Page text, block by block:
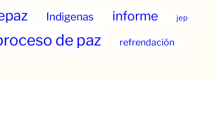
Indigenas informe jep
de paz refrendación